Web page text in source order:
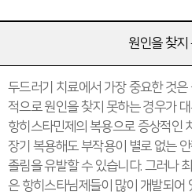
원인을 찾지
두드러기 치료에서 가장 중요한 것
적으로 원인을 찾지 못하는 경우가
항히스타민제의 복용으로 증상적인
장기 복용해도 부작용이 별로 없는
졸림을 유발할 수 있습니다. 그러나
은 항히스타님제들이 많이 개발되어